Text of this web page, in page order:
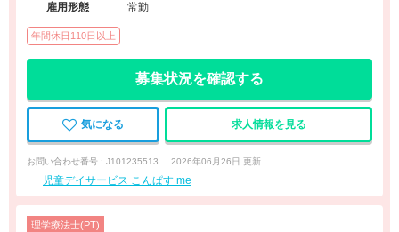
雇用形態
常勤
年間休日110日以上
募集状況を確認する
気になる 求人情報を見る
お問い合わせ番号 : J101235513 2026年06月26日 更新
児童デイサービス こんぱす me
理学療法士(PT)